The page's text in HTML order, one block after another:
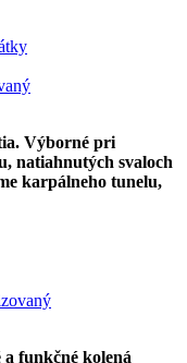
Výborné pri
natiahnutých svaloch
karpálneho tunelu,
a funkčné kolená